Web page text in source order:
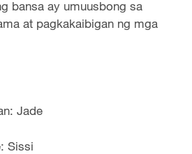
bansa ay umuusbong sa
at pagkakaibigan ng mga
Jade
Sissi